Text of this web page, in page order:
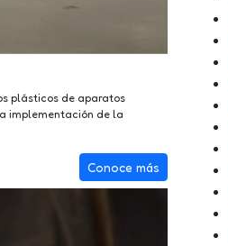
plásticos de aparatos
implementación de la
Conoce más